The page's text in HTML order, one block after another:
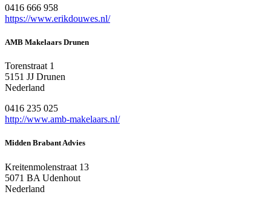
0416 666 958
https://www.erikdouwes.nl/
AMB Makelaars Drunen
Torenstraat 1
5151 JJ Drunen
Nederland
0416 235 025
http://www.amb-makelaars.nl/
Midden Brabant Advies
Kreitenmolenstraat 13
5071 BA Udenhout
Nederland